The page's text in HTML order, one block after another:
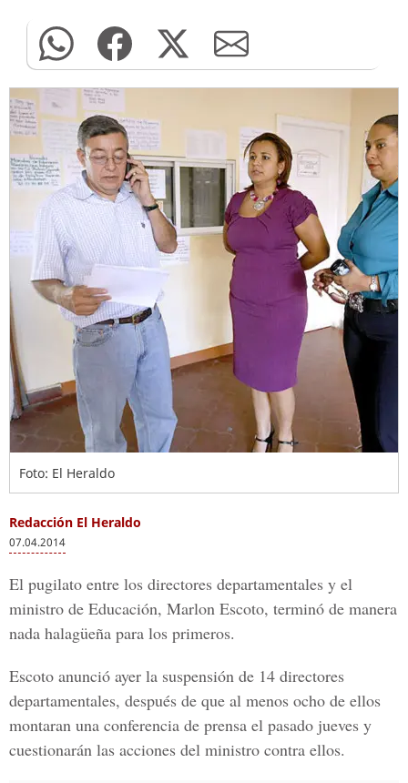
Foto: El Heraldo
Redacción El Heraldo
07.04.2014
El pugilato entre los directores departamentales y el
ministro de Educación, Marlon Escoto, terminó de manera
nada halagüeña para los primeros.
Escoto anunció ayer la suspensión de 14 directores
departamentales, después de que al menos ocho de ellos
montaran una conferencia de prensa el pasado jueves y
cuestionarán las acciones del ministro contra ellos.